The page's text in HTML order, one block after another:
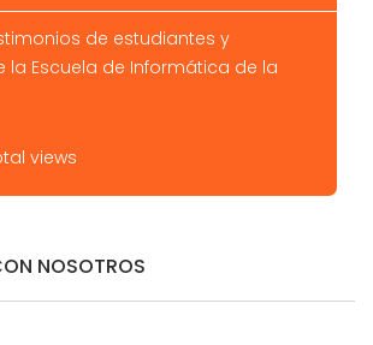
de estudiantes y
la Escuela de Informática de la
views
NOSOTROS